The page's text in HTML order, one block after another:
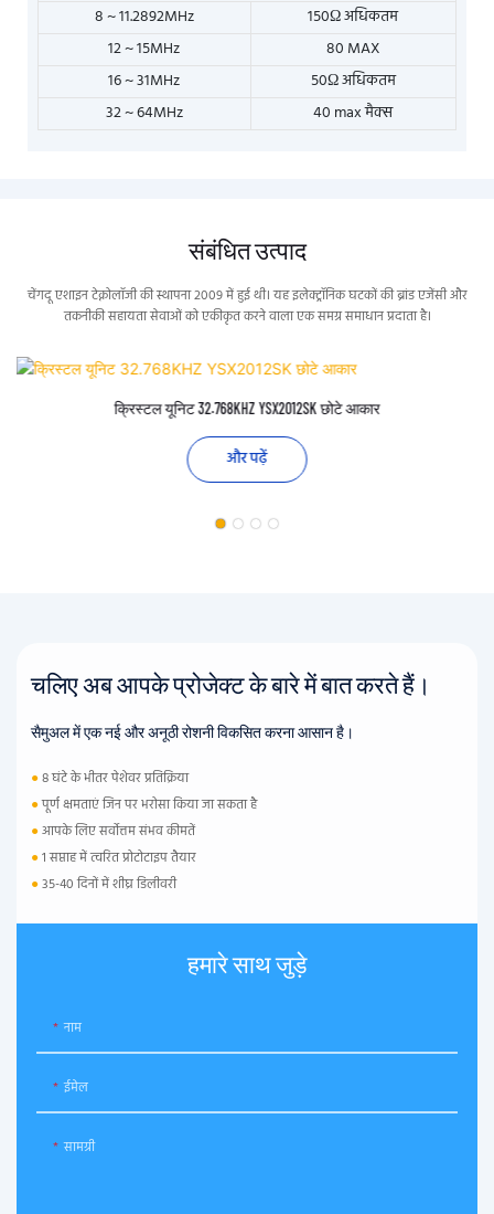
8 ~ 11.2892MHz
150Ω अधिकतम
12 ~ 15MHz
80 MAX
16 ~ 31MHz
50Ω अधिकतम
32 ~ 64MHz
40 max मैक्स
संबंधित उत्पाद
चेंगदू एशाइन टेक्नोलॉजी की स्थापना 2009 में हुई थी। यह इलेक्ट्रॉनिक घटकों की ब्रांड एजेंसी और
तकनीकी सहायता सेवाओं को एकीकृत करने वाला एक समग्र समाधान प्रदाता है।
क्रिस्टल यूनिट 32.768KHZ YSX2012SK छोटे आकार
और पढ़ें
चलिए अब आपके प्रोजेक्ट के बारे में बात करते हैं।
सैमुअल में एक नई और अनूठी रोशनी विकसित करना आसान है।
●8 घंटे के भीतर पेशेवर प्रतिक्रिया
●पूर्ण क्षमताएं जिन पर भरोसा किया जा सकता है
●आपके लिए सर्वोत्तम संभव कीमतें
●1 सप्ताह में त्वरित प्रोटोटाइप तैयार
●35-40 दिनों में शीघ्र डिलीवरी
हमारे साथ जुड़े
नाम
ईमेल
सामग्री